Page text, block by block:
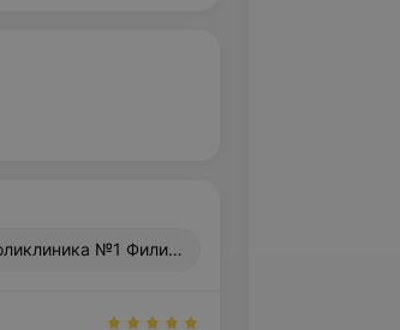
№1 Филиал №1, ул. Ожешко, 49